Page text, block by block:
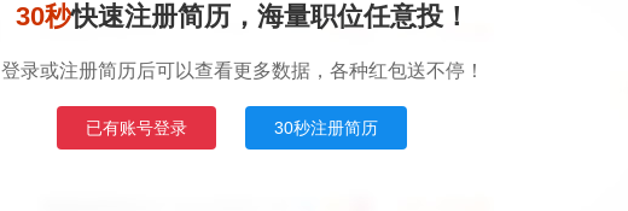
30秒快速注册简历，海量职位任意投！
登录或注册简历后可以查看更多数据，各种红包送不停！
已有账号登录 30秒注册简历